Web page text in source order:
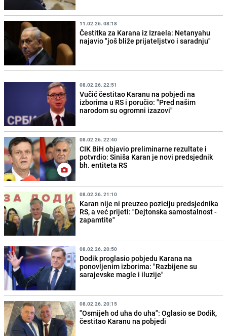
11.02.26. 08:18
Čestitka za Karana iz Izraela: Netanyahu
najavio "još bliže prijateljstvo i saradnju"
08.02.26. 22:51
Vučić čestitao Karanu na pobjedi na
izborima u RS i poručio: "Pred našim
narodom su ogromni izazovi"
08.02.26. 22:40
CIK BiH objavio preliminarne rezultate i
potvrdio: Siniša Karan je novi predsjednik
bh. entiteta RS
08.02.26. 21:10
Karan nije ni preuzeo poziciju predsjednika
RS, a već prijeti: "Dejtonska samostalnost -
zapamtite"
08.02.26. 20:50
Dodik proglasio pobjedu Karana na
ponovljenim izborima: "Razbijene su
sarajevske magle i iluzije"
08.02.26. 20:15
"Osmijeh od uha do uha": Oglasio se Dodik,
čestitao Karanu na pobjedi